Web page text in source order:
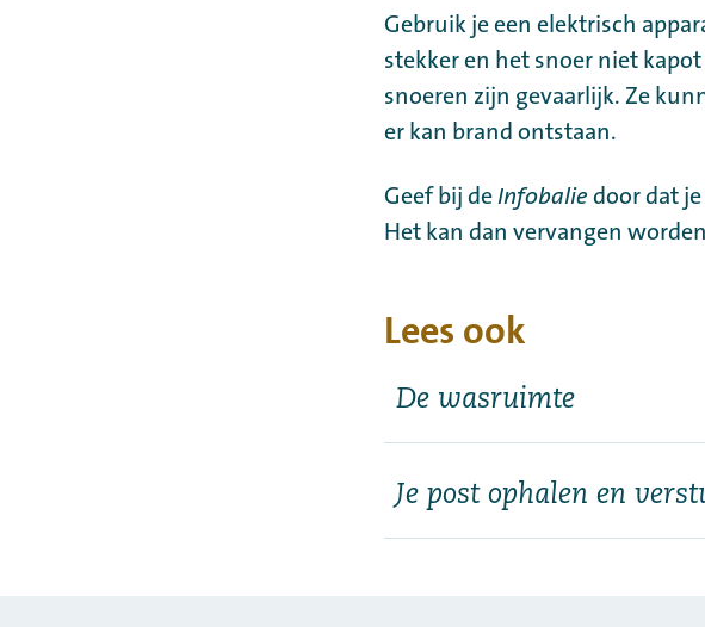
Gebruik je een elektrisch
stekker en het snoer niet
snoeren zijn gevaarlijk. Ze
er kan brand ontstaan.
Geef bij deInfobalie door dat
Het kan dan vervangen
Lees ook
De wasruimte
Je post ophalen en